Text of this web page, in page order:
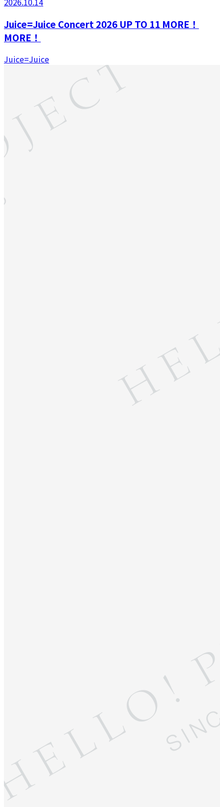
Juice=Juice Concert 2026 UP TO 11 MORE！
MORE！
Juice=Juice